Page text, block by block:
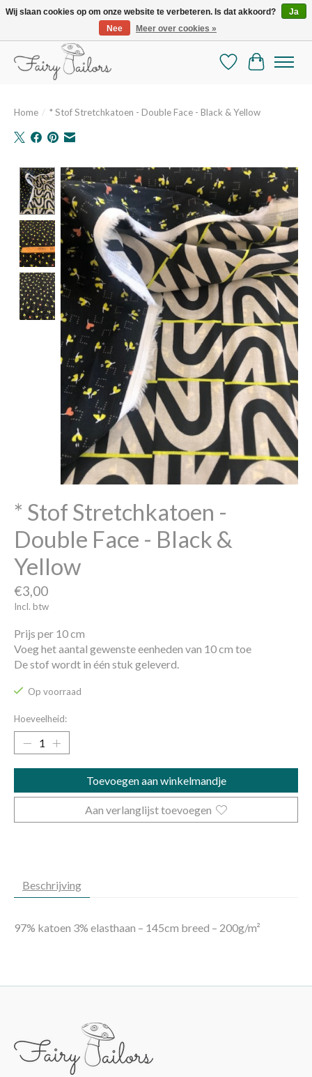
De mooiste online selectie stoffen en mercerie
Verlanglijst
Home / * Stof Stretchkatoen - Double Face - Black & Yellow
Product image slideshow Items
* Stof Stretchkatoen -
Double Face - Black &
Yellow
€3,00
Incl. btw
Prijs per 10 cm
Voeg het aantal gewenste eenheden van 10 cm toe
De stof wordt in één stuk geleverd.
Op voorraad
Hoeveelheid:
Toevoegen aan winkelmandje
Aan verlanglijst toevoegen
Beschrijving
97% katoen 3% elasthaan – 145cm breed – 200g/m²
Wij slaan cookies op om onze website te verbeteren. Is dat akkoord?
Ja
Nee
Meer over cookies »